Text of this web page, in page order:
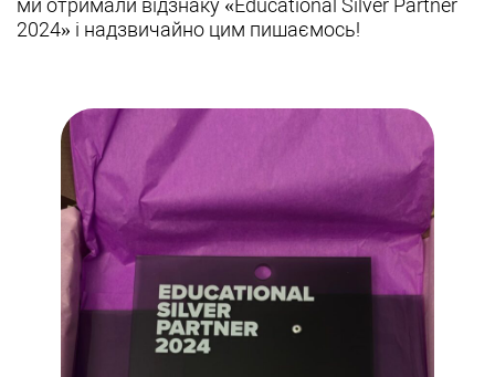
ми отримали відзнаку «Educational Silver Partner
2024» і надзвичайно цим пишаємось!